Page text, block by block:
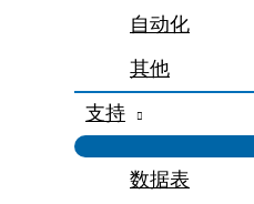
自动化
其他
支持
数据表